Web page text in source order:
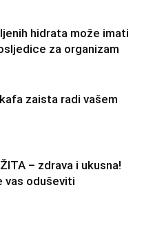
hidrata može imati
za organizam
zaista radi vašem
– zdrava i ukusna!
vas oduševiti